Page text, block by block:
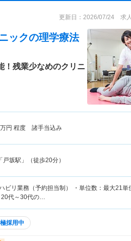
更新日：2026/07/24 求
ックの理学療法
！残業少なめのクリニ
万円 程度 諸手当込み
戸坂駅」（徒歩20分）
ビリ業務（予約担当制） ・単位数：最大21単
20代～30代の…
採用中